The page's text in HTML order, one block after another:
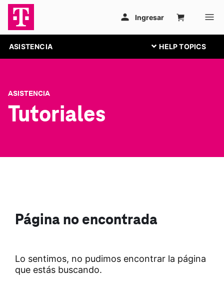
ASISTENCIA
ASISTENCIA
Tutoriales